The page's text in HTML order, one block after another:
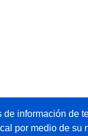
información de
por medio de su